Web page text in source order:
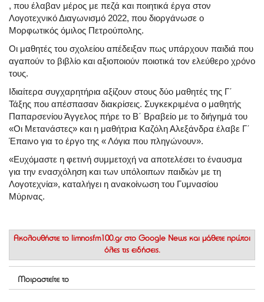
, που έλαβαν μέρος με πεζά και ποιητικά έργα στον
Λογοτεχνικό Διαγωνισμό 2022, που διοργάνωσε ο
Μορφωτικός όμιλος Πετρούπολης.
Οι μαθητές του σχολείου απέδειξαν πως υπάρχουν παιδιά που
αγαπούν το βιβλίο και αξιοποιούν ποιοτικά τον ελεύθερο χρόνο
τους.
Ιδιαίτερα συγχαρητήρια αξίζουν στους δύο μαθητές της Γ΄
Τάξης που απέσπασαν διακρίσεις. Συγκεκριμένα ο μαθητής
Παπαρσενίου Άγγελος πήρε το Β΄ Βραβείο με το διήγημά του
«Οι Μετανάστες» και η μαθήτρια Καζόλη Αλεξάνδρα έλαβε Γ΄
Έπαινο για το έργο της « Λόγια που πληγώνουν».
«Ευχόμαστε η φετινή συμμετοχή να αποτελέσει το έναυσμα
για την ενασχόληση και των υπόλοιπων παιδιών με τη
Λογοτεχνία», καταλήγει η ανακοίνωση του Γυμνασίου
Μύρινας.
Ακολουθήστε το limnosfm100.gr στο Google News και μάθετε πρώτοι
όλες τις ειδήσεις.
Μοιραστείτε το